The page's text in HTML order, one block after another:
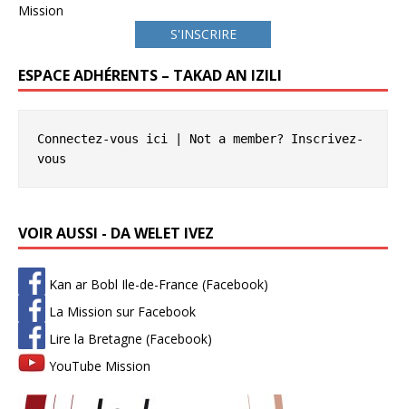
Mission
S'INSCRIRE
ESPACE ADHÉRENTS – TAKAD AN IZILI
Connectez-vous ici | Not a member? Inscrivez-
vous
VOIR AUSSI - DA WELET IVEZ
Kan ar Bobl Ile-de-France (Facebook)
La Mission sur Facebook
Lire la Bretagne (Facebook)
YouTube Mission